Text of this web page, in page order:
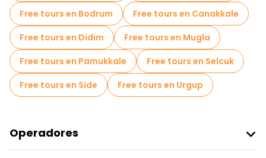
Free tours en Bodrum
Free tours en Canakkale
Free tours en Didim
Free tours en Mugla
Free tours en Pamukkale
Free tours en Selcuk
Free tours en Side
Free tours en Urgup
Operadores